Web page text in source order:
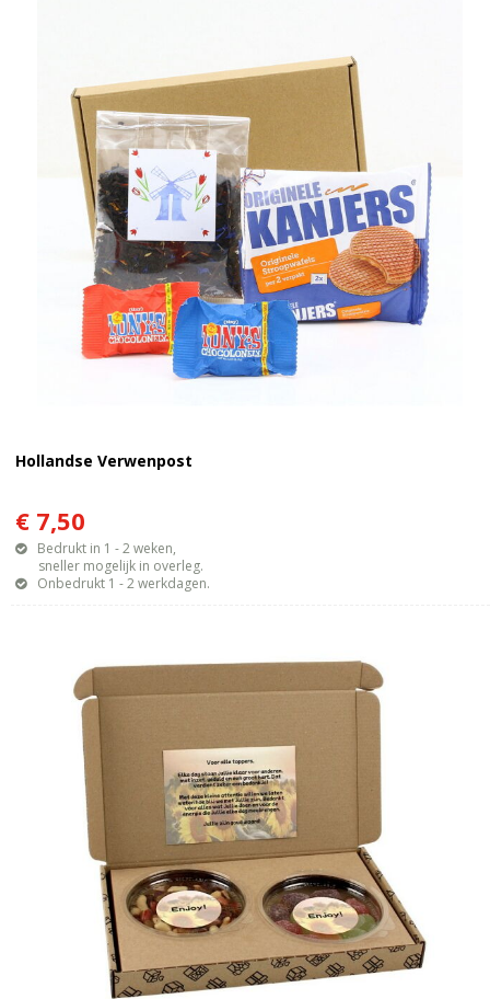
Hollandse Verwenpost
€ 7,50
Bedrukt in 1 - 2 weken,
sneller mogelijk in overleg.
Onbedrukt 1 - 2 werkdagen.